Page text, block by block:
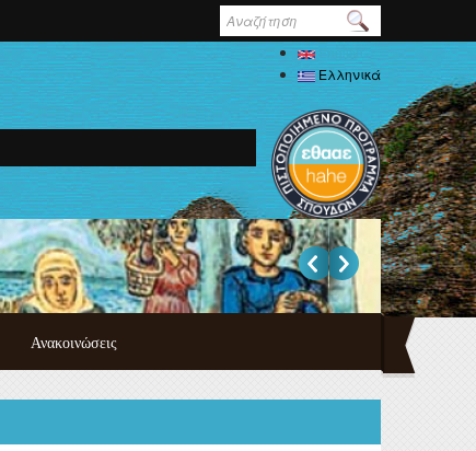
Φόρμα
αναζήτησηςEnglish
Ελληνικά
Ανακοινώσεις